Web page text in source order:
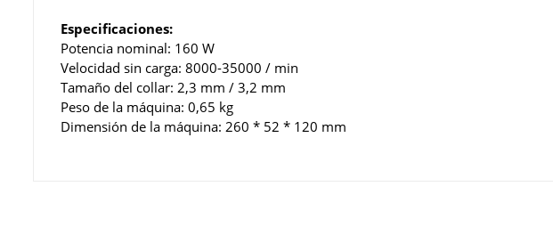
Especificaciones:
Potencia nominal: 160 W
Velocidad sin carga: 8000-35000 / min
Tamaño del collar: 2,3 mm / 3,2 mm
Peso de la máquina: 0,65 kg
Dimensión de la máquina: 260 * 52 * 120 mm